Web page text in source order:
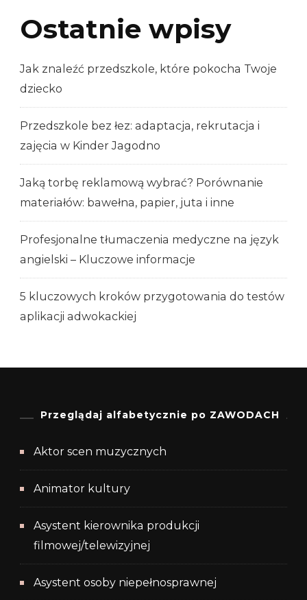
Ostatnie wpisy
Jak znaleźć przedszkole, które pokocha Twoje
dziecko
Przedszkole bez łez: adaptacja, rekrutacja i
zajęcia w Kinder Jagodno
Jaką torbę reklamową wybrać? Porównanie
materiałów: bawełna, papier, juta i inne
Profesjonalne tłumaczenia medyczne na język
angielski – Kluczowe informacje
5 kluczowych kroków przygotowania do testów
aplikacji adwokackiej
Przeglądaj alfabetycznie po ZAWODACH
Aktor scen muzycznych
Animator kultury
Asystent kierownika produkcji
filmowej/telewizyjnej
Asystent osoby niepełnosprawnej